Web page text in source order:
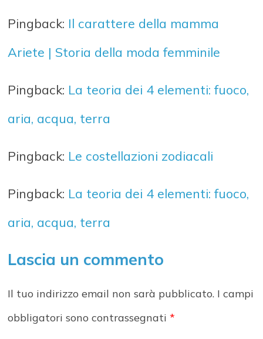
Pingback: Il carattere della mamma
Ariete | Storia della moda femminile
Pingback: La teoria dei 4 elementi: fuoco,
aria, acqua, terra
Pingback: Le costellazioni zodiacali
Pingback: La teoria dei 4 elementi: fuoco,
aria, acqua, terra
Lascia un commento
Il tuo indirizzo email non sarà pubblicato. I campi
obbligatori sono contrassegnati*